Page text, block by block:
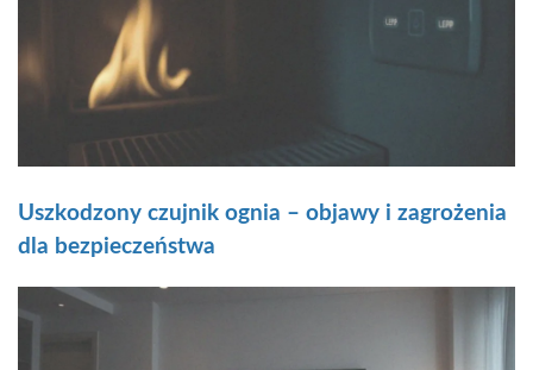
Uszkodzony czujnik ognia – objawy i zagrożenia
dla bezpieczeństwa